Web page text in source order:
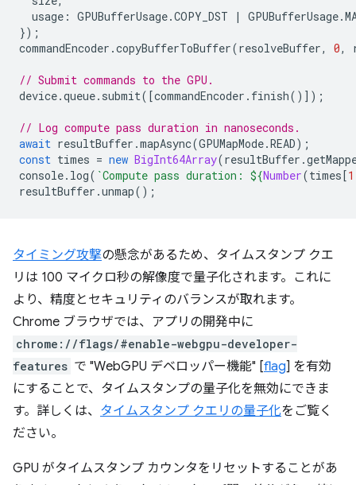
usage : GPUBufferUsage.COPY_DST | GPUBufferUsage.
});
commandEncoder .copyBufferToBuffer(resolveBuffer, 0,
// Submit commands to the GPU.
device.queue. submit([commandEncoder . finish()]);
// Log compute pass duration in nanoseconds.
await resultBuffer .mapAsync(GPUMapMode.READ);
const times = new BigInt64Array(resultBuffer .
console. log( `Compute pass duration: ${Number(times[1
resultBuffer .unmap();
タイミング攻撃の懸念があるため、タイムスタンプ クエ
リは 100 マイクロ秒の解像度で量子化されます。これに
より、精度とセキュリティのバランスが取れます。
Chrome ブラウザでは、アプリの開発中に
chrome://flags/#enable-webgpu-developer-
features で "WebGPU デベロッパー機能" [flag] を有効
にすることで、タイムスタンプの量子化を無効にできま
す。詳しくは、 タイムスタンプ クエリの量子化をご覧く
ださい。
GPU がタイムスタンプ カウンタをリセットすることがあ